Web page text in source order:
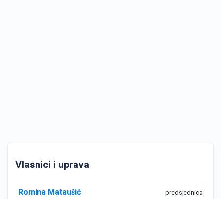
Vlasnici i uprava
Romina Mataušić predsjednica